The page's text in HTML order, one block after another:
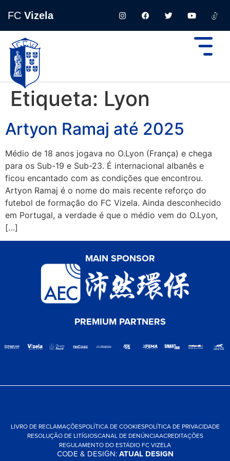
FC Vizela
Etiqueta: Lyon
Artyon Ramaj até 2025
Médio de 18 anos jogava no O.Lyon (França) e chega
para os Sub-19 e Sub-23. É internacional albanês e
ficou encantado com as condições que encontrou.
Artyon Ramaj é o nome do mais recente reforço do
futebol de formação do FC Vizela. Ainda desconhecido
em Portugal, a verdade é que o médio vem do O.Lyon,
[…]
MAIN SPONSOR
PREMIUM PARTNERS
LIVRO DE RECLAMAÇÕESPOLÍTICA DE COOKIESPOLÍTICA DE PRIVACIDADE
RESOLUÇÃO DE LITÍGIOSCANAL DE DENÚNCIAACREDITAÇÕES
REGULAMENTO DO ESTÁDIO FC VIZELA
CODE & DESIGN:ATUAL DESIGN